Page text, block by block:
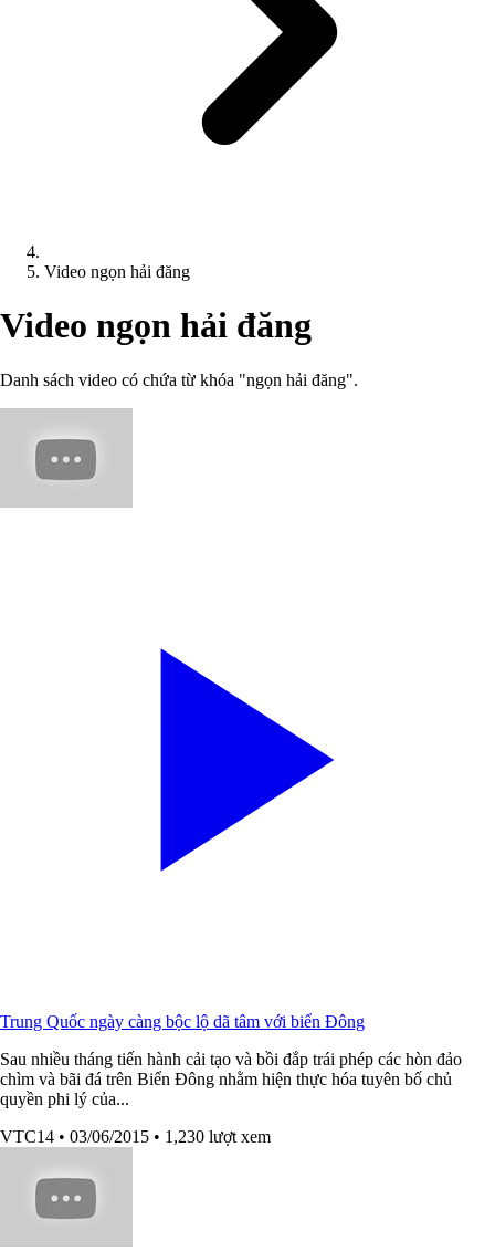
Video ngọn hải đăng
Video ngọn hải đăng
Danh sách video có chứa từ khóa "ngọn hải đăng".
Trung Quốc ngày càng bộc lộ dã tâm với biển Đông
Sau nhiều tháng tiến hành cải tạo và bồi đắp trái phép các hòn đảo
chìm và bãi đá trên Biển Đông nhằm hiện thực hóa tuyên bố chủ
quyền phi lý của...
VTC14 • 03/06/2015 • 1,230 lượt xem